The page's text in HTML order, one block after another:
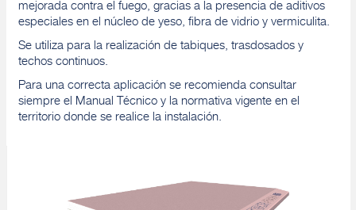
mejorada contra el fuego, gracias a la presencia de aditivos
especiales en el núcleo de yeso, fibra de vidrio y vermiculita.
Se utiliza para la realización de tabiques, trasdosados y
techos continuos.
Para una correcta aplicación se recomienda consultar
siempre el Manual Técnico y la normativa vigente en el
territorio donde se realice la instalación.